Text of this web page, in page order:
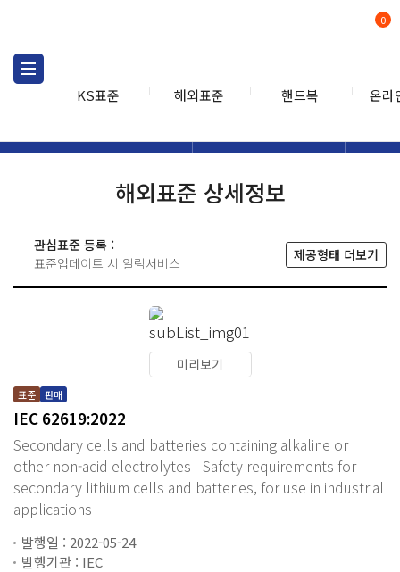
KS표준 해외표준 핸드북 온라
0
해외표준 상세정보
관심표준 등록 :
표준업데이트 시 알림서비스
제공형태 더보기
미리보기
표준 판매
IEC 62619:2022
Secondary cells and batteries containing alkaline or
other non-acid electrolytes - Safety requirements for
secondary lithium cells and batteries, for use in industrial
applications
발행일 : 2022-05-24
발행기관 : IEC